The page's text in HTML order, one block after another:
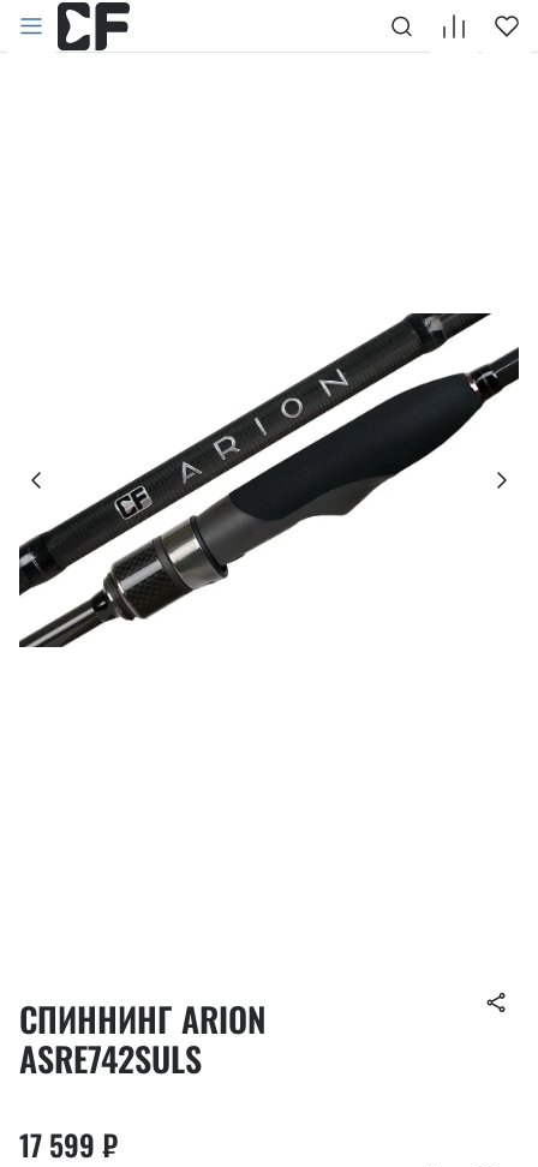
СПИННИНГ ARION
ASRE742SULS
17 599₽
НАЗАД